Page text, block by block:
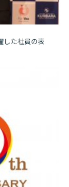
した社員の表